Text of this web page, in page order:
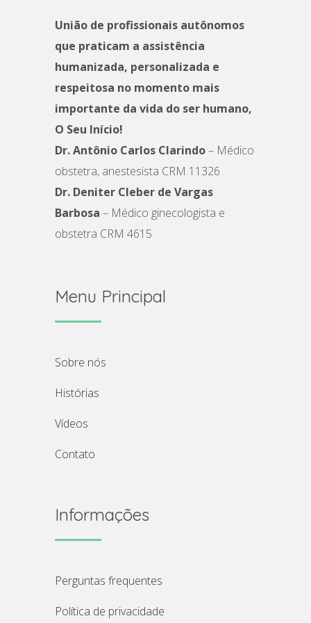
União de profissionais autônomos
que praticam a assistência
humanizada, personalizada e
respeitosa no momento mais
importante da vida do ser humano,
O Seu Início!
Dr. Antônio Carlos Clarindo– Médico
obstetra, anestesista CRM 11326
Dr. Deniter Cleber de Vargas
Barbosa – Médico ginecologista e
obstetra CRM 4615
Menu Principal
sobre nós
histórias
vídeos
contato
Informações
perguntas frequentes
política de privacidade